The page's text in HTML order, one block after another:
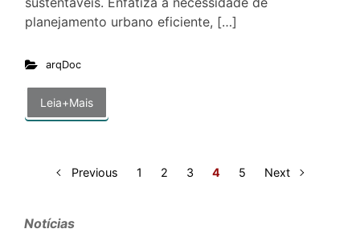
planejamento urbano eficiente, […]
arqDoc
Leia+Mais
Previous 1 2 3 4 5 Next
Notícias